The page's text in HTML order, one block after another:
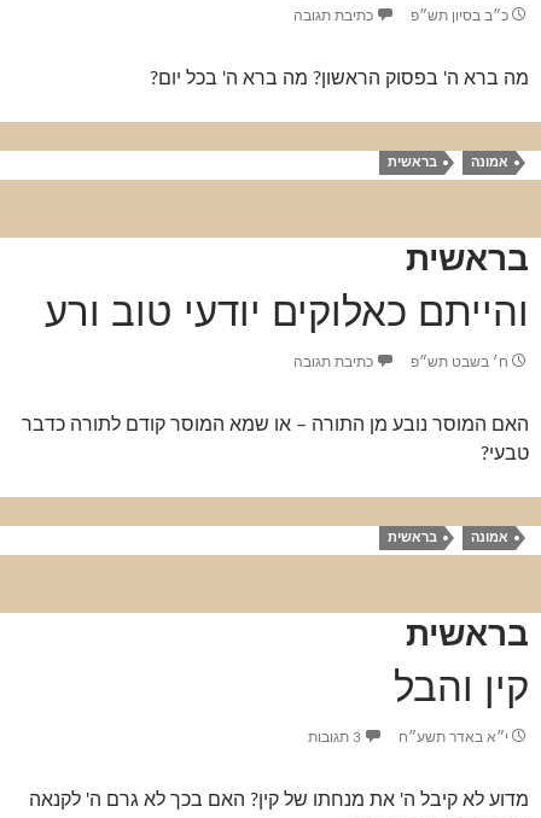
כ״ב בסיון תש״פ כתיבת תגובה
מה ברא ה' בפסוק הראשון? מה ברא ה' בכל יום?
אמונה בראשית
בראשית
והייתם כאלוקים יודעי טוב ורע
ח׳ בשבט תש״פ כתיבת תגובה
האם המוסר נובע מן התורה – או שמא המוסר קודם לתורה כדבר
טבעי?
אמונה בראשית
בראשית
קין והבל
י״א באדר תשע״ח 3 תגובות
מדוע לא קיבל ה' את מנחתו של קין? האם בכך לא גרם ה' לקנאה